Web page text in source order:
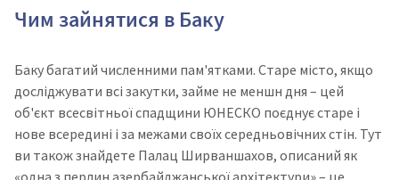
Чим зайнятися в Баку
Баку багатий численними пам'ятками. Старе місто, якщо
досліджувати всі закутки, займе не меншн дня – цей
об'єкт всесвітньої спадщини ЮНЕСКО поєднує старе і
нове всередині і за межами своїх середньовічних стін. Тут
ви також знайдете Палац Ширваншахов, описаний як
«одна з перлин азербайджанської архітектури» – це